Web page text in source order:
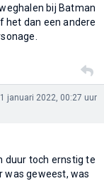
bij Batman
het dan een andere
januari 2022, 00:27 uur
duur toch ernstig te
was geweest, was